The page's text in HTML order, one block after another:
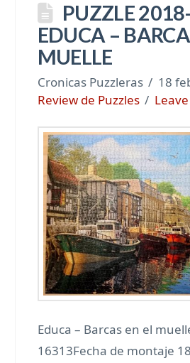
PUZZLE
EDUCA –
MUELLE
Cronicas Puzzleras
18
Review de Puzzles
Educa – Barcas en el
16313Fecha de montaje